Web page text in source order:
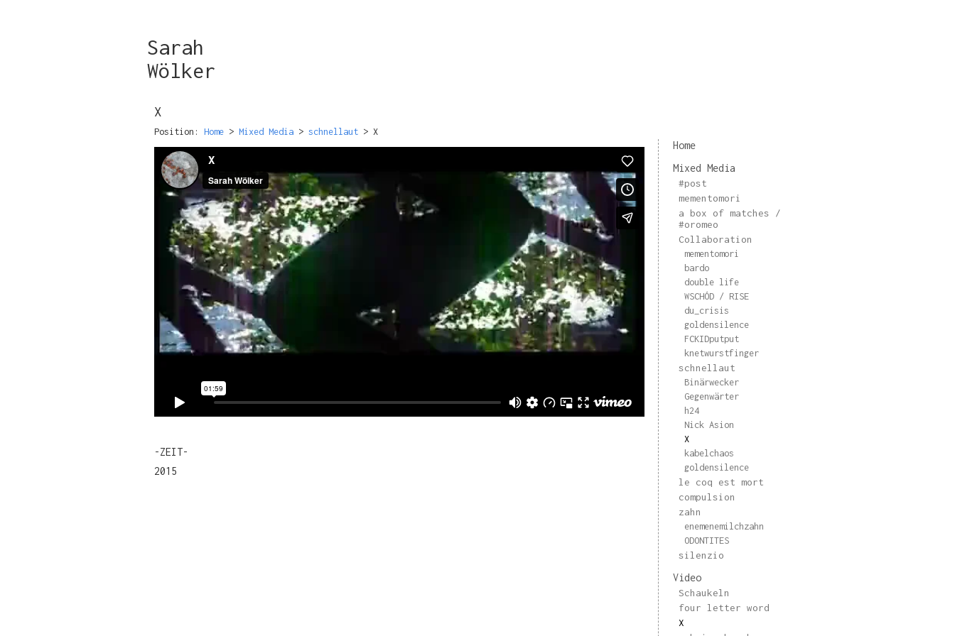
Sarah
Wölker
Home
Mixed Media
#post
mementomori
a box of matches /
#oromeo
Collaboration
mementomori
bardo
double life
WSCHÓD / RISE
du_crisis
goldensilence
FCKIDputput
knetwurstfinger
schnellaut
Binärwecker
Gegenwärter
h24
Nick Asion
X
kabelchaos
goldensilence
le coq est mort
compulsion
zahn
enemenemilchzahn
ODONTITES
silenzio
Video
Schaukeln
four letter word
X
X
Position: Home > Mixed Media > schnellaut > X
-ZEIT-
2015